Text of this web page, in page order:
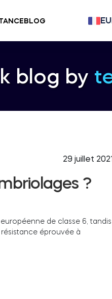
BLOG
blog by
29 juillet
?
de classe 6, tandis
éprouvée à